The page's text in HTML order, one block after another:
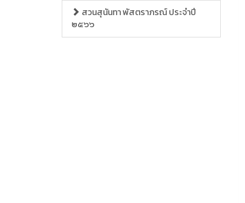
สวนสุนันทา พัสตราภรณ์ ประจำปี
๒๕๖๖